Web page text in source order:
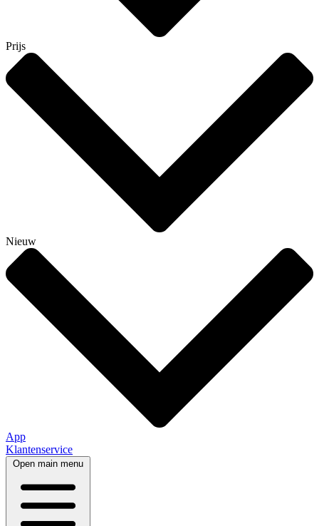
Prijs
Nieuw
App
Klantenservice
Open main menu